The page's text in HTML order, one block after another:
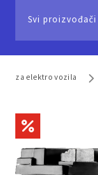
Svi proizvođači
za elektro vozila